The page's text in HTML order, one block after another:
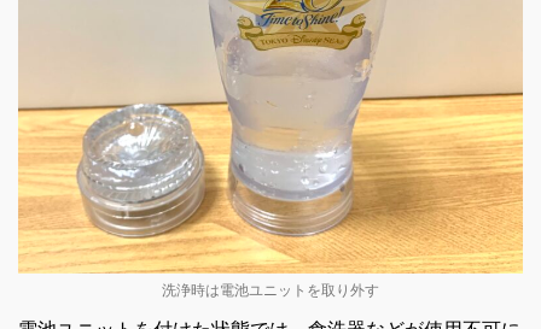
洗浄時は電池ユニットを取り外す